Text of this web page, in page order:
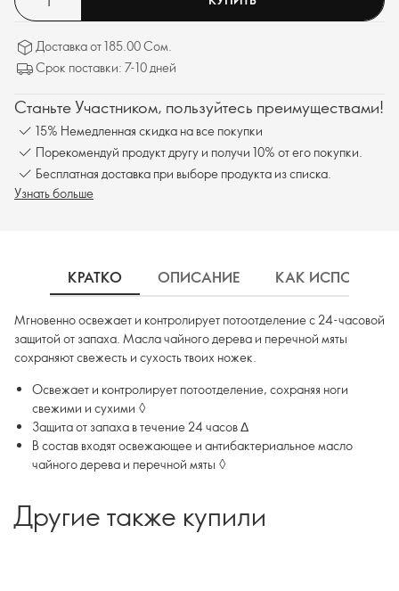
Доставка от 185.00 Сом.
Срок поставки: 7-10 дней
Станьте Участником, пользуйтесь преимуществами!
15% Немедленная скидка на все покупки
Порекомендуй продукт другу и получи 10% от его покупки.
Бесплатная доставка при выборе продукта из списка.
Узнать больше
КРАТКО ОПИСАНИЕ КАК
Мгновенно освежает и контролирует потоотделение с 24-часовой
защитой от запаха. Масла чайного дерева и перечной мяты
сохраняют свежесть и сухость твоих ножек.
Освежает и контролирует потоотделение, сохраняя ноги
свежими и сухими ◊
Защита от запаха в течение 24 часов Δ
В состав входят освежающее и антибактериальное масло
чайного дерева и перечной мяты ◊
Другие также купили